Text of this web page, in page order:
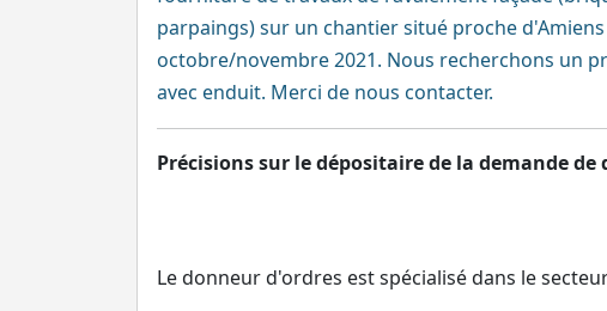
parpaings) sur un chantier situé proche
octobre/novembre 2021. Nous recherchons un
avec enduit. Merci de nous contacter.
Précisions sur le dépositaire de la demande de
Le donneur d'ordres est spécialisé dans le